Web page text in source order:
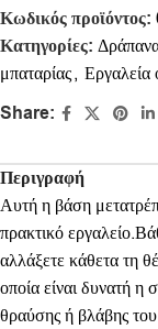
Κωδικός προϊόντος:
Κατηγορίες:
μπαταρίας, Εργαλεία
Share:
Περιγραφή
Αυτή η βάση
πρακτικό
αλλάξετε κάθετα τη
οποία είναι δυνατή η
θραύσης ή βλάβης του